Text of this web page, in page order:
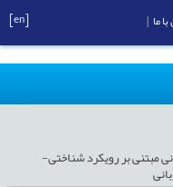
مبتنی بر رویکرد شناختی-
ما